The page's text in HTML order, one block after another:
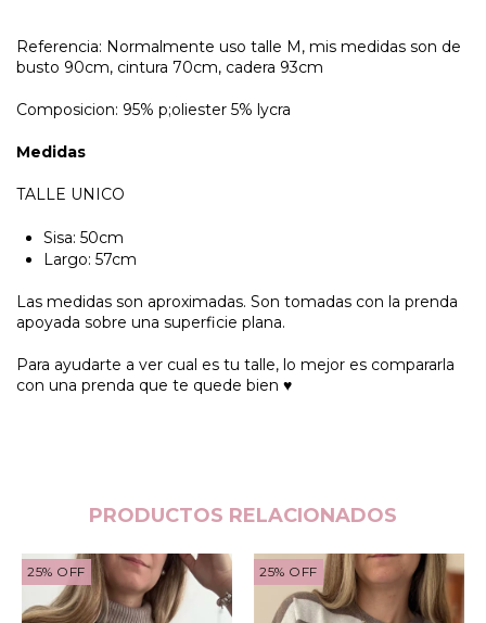
Referencia: Normalmente uso talle M, mis medidas son de
busto 90cm, cintura 70cm, cadera 93cm
Composicion: 95% p;oliester 5% lycra
Medidas
TALLE UNICO
Sisa: 50cm
Largo: 57cm
Las medidas son aproximadas. Son tomadas con la prenda
apoyada sobre una superficie plana.
Para ayudarte a ver cual es tu talle, lo mejor es compararla
con una prenda que te quede bien ♥
PRODUCTOS RELACIONADOS
25% OFF 25% OFF